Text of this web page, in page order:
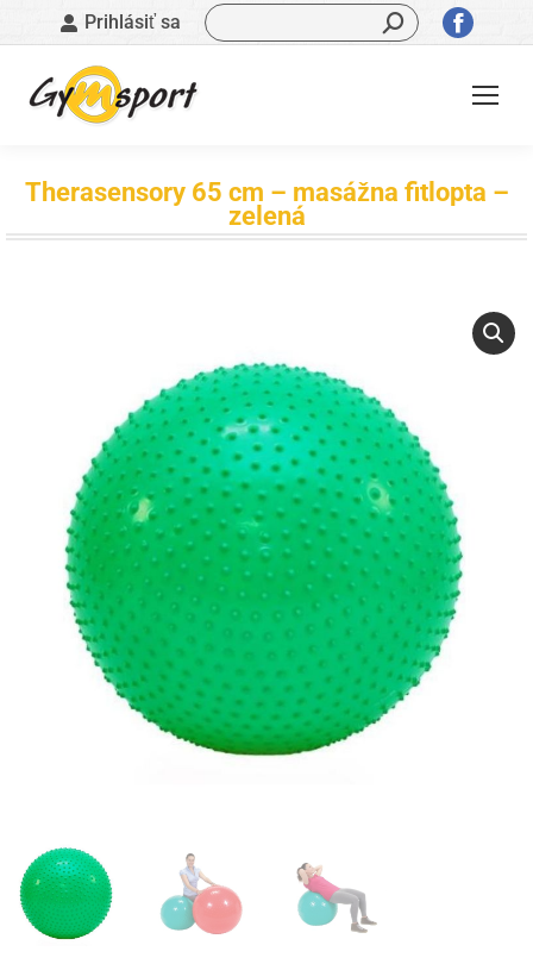
Prihlásiť sa Vyhľadávanie:
sa
otvorí
Therasensory 65 cm – masážna fitlopta –
zelená